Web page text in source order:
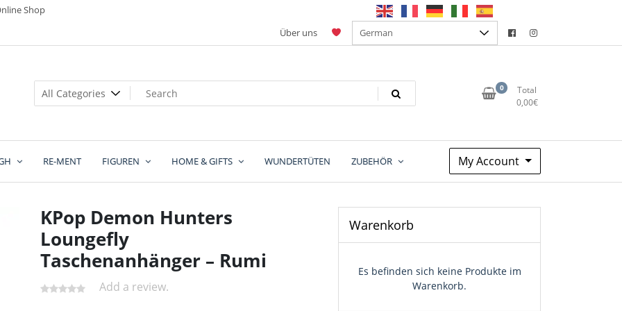
Shop
Über uns
0
Total
0,00€
RE-MENT FIGUREN HOME & GIFTS WUNDERTÜTEN ZUBEHÖR My Account
KPop Demon Hunters
Loungefly
Taschenanhänger – Rumi
Add a review.
Warenkorb
Es befinden sich keine Produkte im
Warenkorb.